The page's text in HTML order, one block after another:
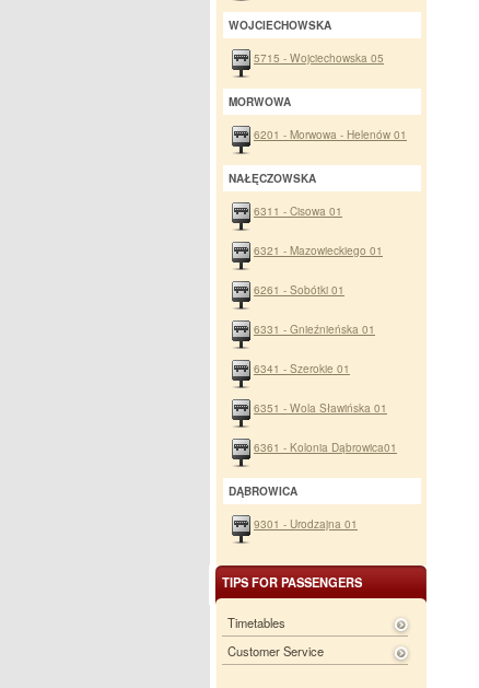
WOJCIECHOWSKA
5715 - Wojciechowska 05
MORWOWA
6201 - Morwowa - Helenów 01
NAŁĘCZOWSKA
6311 - Cisowa 01
6321 - Mazowieckiego 01
6261 - Sobótki 01
6331 - Gnieźnieńska 01
6341 - Szerokie 01
6351 - Wola Sławińska 01
6361 - Kolonia Dąbrowica01
DĄBROWICA
9301 - Urodzajna 01
TIPS FOR PASSENGERS
Timetables
Customer Service